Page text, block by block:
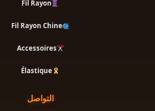
Fil Rayon
Fil Rayon Chine
Accessoires
Élastique
التواصل